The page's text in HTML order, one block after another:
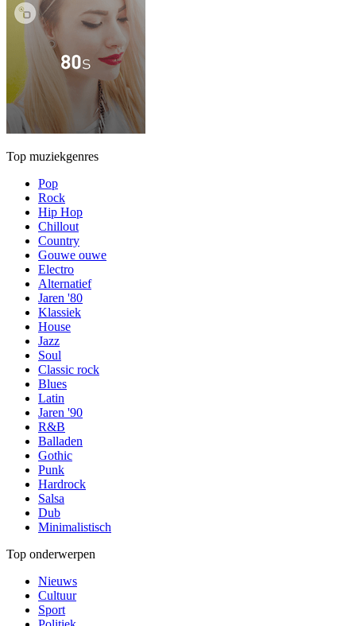
Top muziekgenres
Pop
Rock
Hip Hop
Chillout
Country
Gouwe ouwe
Electro
Alternatief
Jaren '80
Klassiek
House
Jazz
Soul
Classic rock
Blues
Latin
Jaren '90
R&B
Balladen
Gothic
Punk
Hardrock
Salsa
Dub
Minimalistisch
Top onderwerpen
Nieuws
Cultuur
Sport